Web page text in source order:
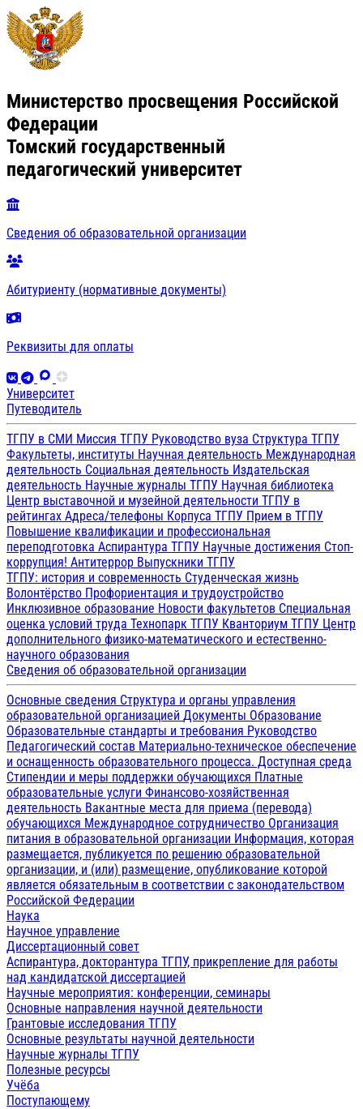
Министерство просвещения Российской
Федерации
Томский государственный
педагогический университет
Сведения об образовательной организации
Абитуриенту (нормативные документы)
Реквизиты для оплаты
Университет
Путеводитель
ТГПУ в СМИ Миссия ТГПУ Руководство вуза Структура ТГПУ
Факультеты, институты Научная деятельность Международная
деятельность Социальная деятельность Издательская
деятельность Научные журналы ТГПУ Научная библиотека
Центр выставочной и музейной деятельности ТГПУ в
рейтингах Адреса/телефоны Корпуса ТГПУ Прием в ТГПУ
Повышение квалификации и профессиональная
переподготовка Аспирантура ТГПУ Научные достижения Стоп-
коррупция! Антитеррор Выпускники ТГПУ
ТГПУ: история и современность Студенческая жизнь
Волонтёрство Профориентация и трудоустройство
Инклюзивное образование Новости факультетов Специальная
оценка условий труда Технопарк ТГПУ Кванториум ТГПУ Центр
дополнительного физико-математического и естественно-
научного образования
Сведения об образовательной организации
Основные сведения Структура и органы управления
образовательной организацией Документы Образование
Образовательные стандарты и требования Руководство
Педагогический состав Материально-техническое обеспечение
и оснащенность образовательного процесса. Доступная среда
Стипендии и меры поддержки обучающихся Платные
образовательные услуги Финансово-хозяйственная
деятельность Вакантные места для приема (перевода)
обучающихся Международное сотрудничество Организация
питания в образовательной организации Информация, которая
размещается, публикуется по решению образовательной
организации, и (или) размещение, опубликование которой
является обязательным в соответствии с законодательством
Российской Федерации
Наука
Научное управление
Диссертационный совет
Аспирантура, докторантура ТГПУ, прикрепление для работы
над кандидатской диссертацией
Научные мероприятия: конференции, семинары
Основные направления научной деятельности
Грантовые исследования ТГПУ
Основные результаты научной деятельности
Научные журналы ТГПУ
Полезные ресурсы
Учёба
Поступающему